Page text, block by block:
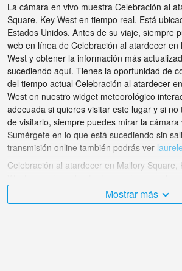
La cámara en vivo muestra Celebración al
Square, Key West en tiempo real. Está
Estados Unidos. Antes de su viaje, siempre
web en línea de Celebración al atardecer en
West y obtener la información más
sucediendo aquí. Tienes la oportunidad de
del tiempo actual Celebración al atardecer
West en nuestro widget meteorológico
adecuada si quieres visitar este lugar y si
de visitarlo, siempre puedes mirar la
Sumérgete en lo que está sucediendo sin
transmisión online también podrás ver
Celebración al atardecer en Mallory Square,
calificaron la cámara web con puntos de
Mostrar más